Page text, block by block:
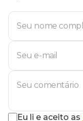
Eu li e aceito as